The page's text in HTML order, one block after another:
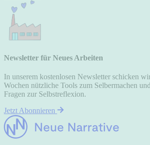
Newsletter für Neues Arbeiten
In unserem kostenlosen Newsletter schicken
Wochen nützliche Tools zum Selbermachen
Fragen zur Selbstreflexion.
Jetzt Abonnieren